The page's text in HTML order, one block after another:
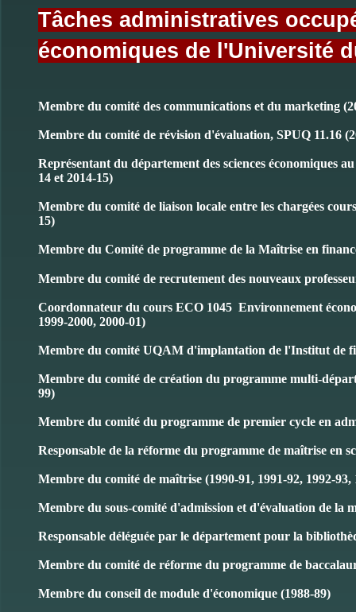
Tâches administratives
économiques de l'Université
Membre du comité des communications et du marketing
Membre du comité de révision d'évaluation, SPUQ 11.16
Représentant du département des sciences économiques
14 et 2014-15)
Membre du comité de liaison locale entre les chargées
15)
Membre du Comité de programme de la Maîtrise en
Membre du comité de recrutement des nouveaux
Coordonnateur du cours ECO 1045 Environnement
1999-2000, 2000-01)
Membre du comité UQAM d'implantation de l'Institut de
Membre du comité de création du programme multi-
99)
Membre du comité du programme de premier cycle en
Responsable de la réforme du programme de maîtrise en
Membre du comité de maîtrise (1990-91, 1991-92, 1992-93,
Membre du sous-comité d'admission et d'évaluation de la
Responsable déléguée par le département pour la
Membre du comité de réforme du programme de
Membre du conseil de module d'économique (1988-89)